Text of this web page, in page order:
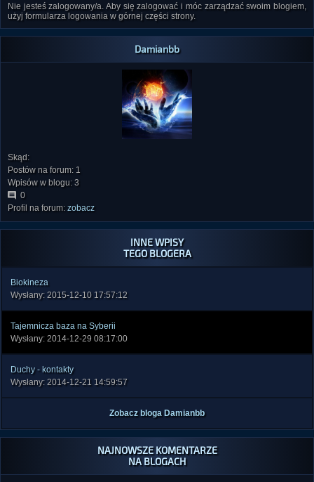
Nie jesteś zalogowany/a. Aby się zalogować i móc zarządzać swoim blogiem,
użyj formularza logowania w górnej części strony.
Damianbb
Skąd:
Postów na forum: 1
Wpisów w blogu: 3
0
Profil na forum: zobacz
INNE WPISY
TEGO BLOGERA
Biokineza
Wysłany: 2015-12-10 17:57:12
Tajemnicza baza na Syberii
Wysłany: 2014-12-29 08:17:00
Duchy - kontakty
Wysłany: 2014-12-21 14:59:57
Zobacz bloga Damianbb
NAJNOWSZE KOMENTARZE
NA BLOGACH